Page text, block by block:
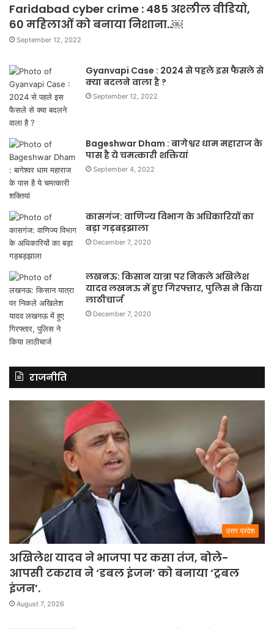
Faridabad cyber crime : 485 अश्लील वीडियो,
60 महिलाओं को बनाया निशाना..￼
September 12, 2022
Gyanvapi Case : 2024 से पहले इस फैसले से
क्या बदलने वाला है ?
September 12, 2022
Bageshwar Dham : बागेश्वर धाम महाराज के
पास है ये चमत्कारी शक्तियां
September 4, 2022
कासगंज: वाणिज्य विभाग के अधिकारियों का
बड़ा गड़बड़झाला
December 7, 2020
लखनऊ: किसान यात्रा पर निकले अखिलेश
यादव लखनऊ में हुए गिरफ्तार, पुलिस ने किया
लाठीचार्ज
December 7, 2020
राजनीति
उत्तर प्रदेश
अखिलेश यादव ने भाजपा पर कसा तंज, बोले-
आपसी टकराव ने ‘डबल इंजन’ को बनाया ‘ट्रबल
इंजन’.
August 7, 2026